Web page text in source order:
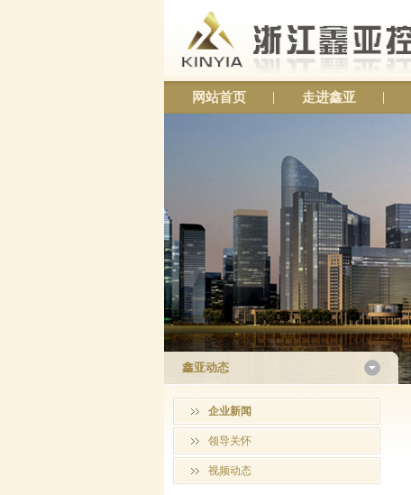
网站首页 走进鑫亚
鑫亚动态
企业新闻
领导关怀
视频动态